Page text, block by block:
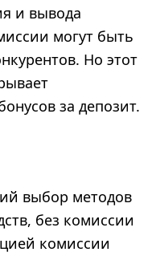
и вывода
могут быть
Но этот
за депозит.
выбор методов
без комиссии
комиссии